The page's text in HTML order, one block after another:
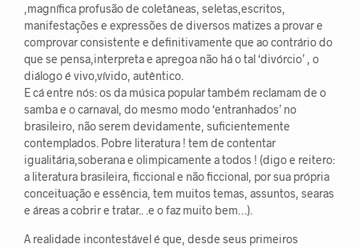
,magnífica profusão de coletâneas, seletas,escritos,
manifestações e expressões de diversos matizes a provar e
comprovar consistente e definitivamente que ao contrário do
que se pensa,interpreta e apregoa não há o tal ‘divórcio’ , o
diálogo é vivo,vívido, autêntico.
E cá entre nós: os da música popular também reclamam de o
samba e o carnaval, do mesmo modo ‘entranhados’ no
brasileiro, não serem devidamente, suficientemente
contemplados. Pobre literatura ! tem de contentar
igualitária,soberana e olimpicamente a todos ! (digo e reitero:
a literatura brasileira, ficcional e não ficcional, por sua própria
conceituação e essência, tem muitos temas, assuntos, searas
e áreas a cobrir e tratar.. .e o faz muito bem…).
A realidade incontestável é que, desde seus primeiros